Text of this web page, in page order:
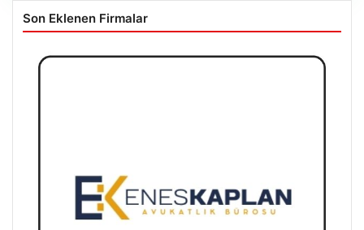
Son Eklenen Firmalar